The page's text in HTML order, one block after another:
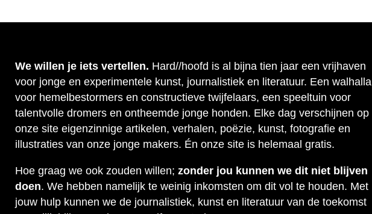
We willen je iets vertellen. Hard//hoofd is al bijna tien jaar een vrijhaven
voor jonge en experimentele kunst, journalistiek en literatuur. Een walhalla
voor hemelbestormers en constructieve twijfelaars, een speeltuin voor
talentvolle dromers en ontheemde jonge honden. Elke dag verschijnen op
onze site eigenzinnige artikelen, verhalen, poëzie, kunst, fotografie en
illustraties van onze jonge makers. Én onze site is helemaal gratis.
Hoe graag we ook zouden willen; zonder jou kunnen we dit niet blijven
doen. We hebben namelijk te weinig inkomsten om dit vol te houden. Met
jouw hulp kunnen we de journalistiek, kunst en literatuur van de toekomst